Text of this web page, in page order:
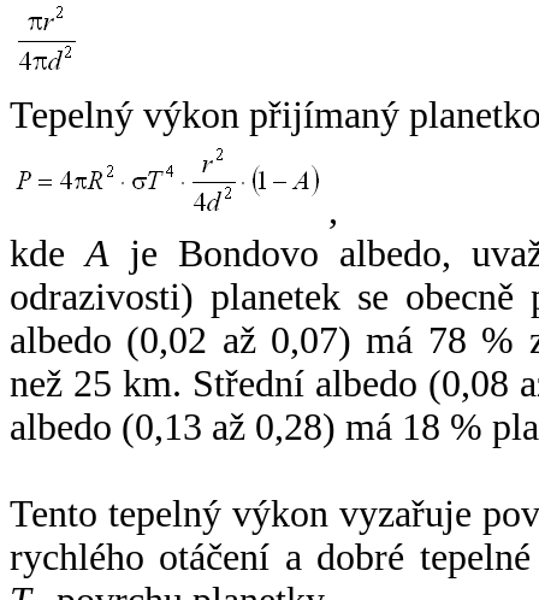
Tepelný výkon přijímaný
,
kdeA je Bondovo albedo,
odrazivosti) planetek se
albedo (0,02 až 0,07) má 78 %
než 25 km. Střední albedo (0,08
albedo (0,13 až 0,28) má 18 %
Tento tepelný výkon vyzařuje
rychlého otáčení a dobré